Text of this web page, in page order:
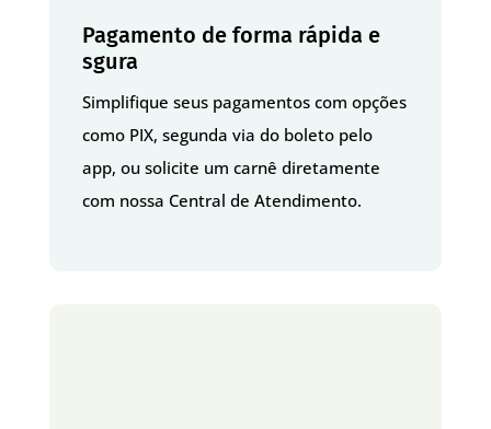
Pagamento de forma rápida e
sgura
Simplifique seus pagamentos com opções
como PIX, segunda via do boleto pelo
app, ou solicite um carnê diretamente
com nossa Central de Atendimento.